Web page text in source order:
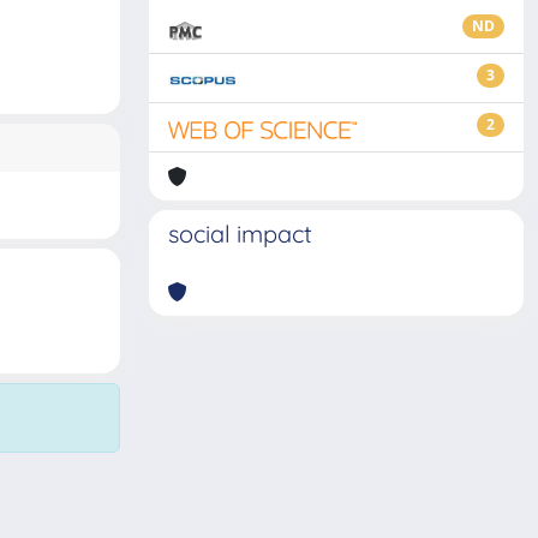
ND
3
2
social impact